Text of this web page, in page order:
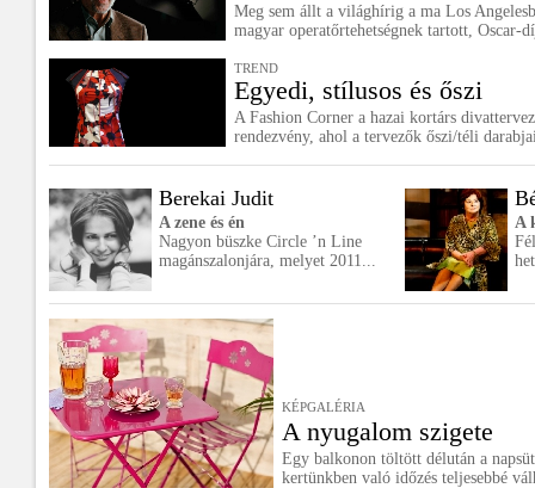
Meg sem állt a világhírig a ma Los
magyar operatőrtehetségnek tartott, Oscar-
TREND
Egyedi, stílusos és őszi
A Fashion Corner a hazai kortárs
rendezvény, ahol a tervezők őszi/téli
Berekai Judit
A zene és én
Nagyon büszke Circle ’n Line
magánszalonjára, melyet 2011...
A
KÉPGALÉRIA
A nyugalom szigete
Egy balkonon töltött délután a
kertünkben való időzés teljesebbé